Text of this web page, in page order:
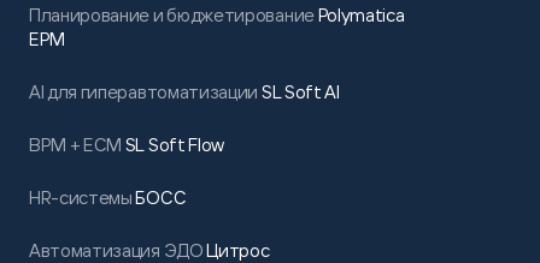
Планирование и бюджетированиеPolymatica
EPM
AI для гиперавтоматизации SL Soft AI
BPM + ECM SL Soft Flow
HR-системыБОСС
Автоматизация ЭДОЦитрос